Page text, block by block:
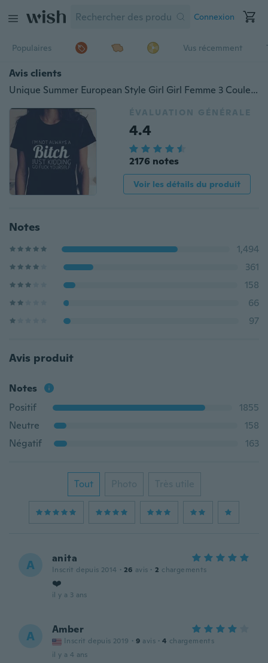
Connexion
Populaires Vus récemment
Avis clients
Unique Summer European Style Girl Girl Femme 3 Couleurs Funny Tops Printed Tops Vêtements Outfits
ÉVALUATION GÉNÉRALE
4.4
2176 notes
Voir les détails du produit
Notes
1,494
361
158
66
97
Avis produit
Notes
Positif
1855
Neutre
158
Négatif
163
Tout Photo Très utile
A anita
Inscrit depuis 2014 · 26 avis · 2 chargements
❤️
il y a 3 ans
A Amber
Inscrit depuis 2019 · 9 avis · 4 chargements
il y a 4 ans